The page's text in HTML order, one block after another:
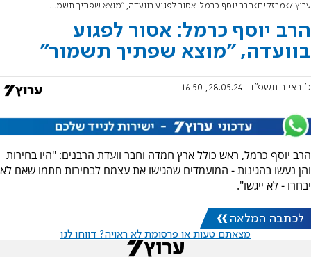
ערוץ 7 מבזקים הרב יוסף כרמל: אסור לפגוע בוועדה, "מוצא שפתיך תשמור"
הרב יוסף כרמל: אסור לפגוע
בוועדה, "מוצא שפתיך תשמור"
כ' באייר תשפ"ד 28.05.24, 16:50
הרב יוסף כרמל, ראש כולל ארץ חמדה וחבר וועדת הרבנים: "היו בחירות
והן נעשו בהגינות - המועמדים שהגישו את עצמם לבחירות חתמו שאם לא
יבחרו - לא ייגשו".
לכתבה המלאה
מצאתם טעות או פרסומת לא ראויה? דווחו לנו